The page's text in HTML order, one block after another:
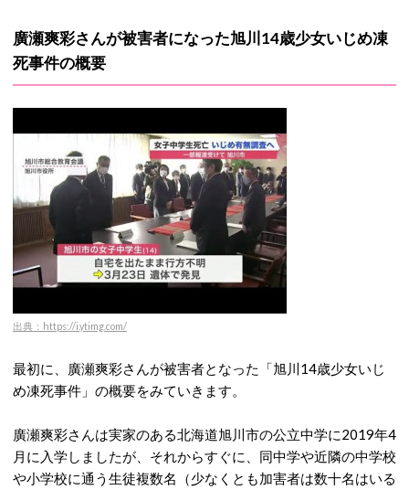
廣瀬爽彩さんが被害者になった旭川14歳少女いじめ凍
死事件の概要
出典：https://i.ytimg.com/
最初に、廣瀬爽彩さんが被害者となった「旭川14歳少女いじ
め凍死事件」の概要をみていきます。
廣瀬爽彩さんは実家のある北海道旭川市の公立中学に2019年4
月に入学しましたが、それからすぐに、同中学や近隣の中学校
や小学校に通う生徒複数名（少なくとも加害者は数十名はいる